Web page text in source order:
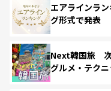
エアラインラ
グ形式で発表
Next韓国旅 次
グルメ・テクニ